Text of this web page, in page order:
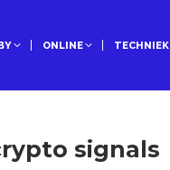
ONLINE TECHNIEK
signals